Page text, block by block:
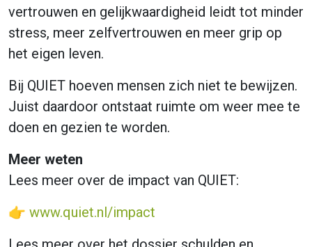
vertrouwen en gelijkwaardigheid leidt tot minder
stress, meer zelfvertrouwen en meer grip op
het eigen leven.
Bij QUIET hoeven mensen zich niet te bewijzen.
Juist daardoor ontstaat ruimte om weer mee te
doen en gezien te worden.
Meer weten
Lees meer over de impact van QUIET:
👉 www.quiet.nl/impact